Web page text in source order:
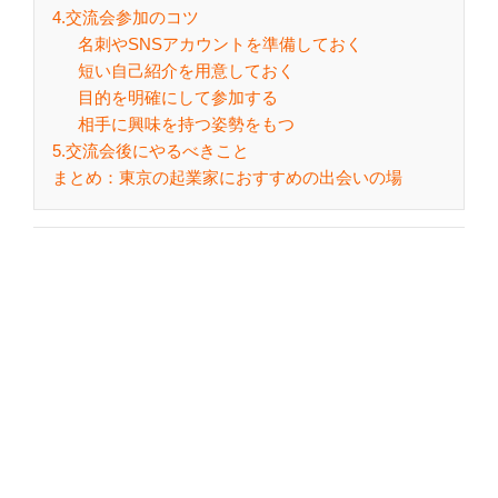
4.交流会参加のコツ
名刺やSNSアカウントを準備しておく
短い自己紹介を用意しておく
目的を明確にして参加する
相手に興味を持つ姿勢をもつ
5.交流会後にやるべきこと
まとめ：東京の起業家におすすめの出会いの場